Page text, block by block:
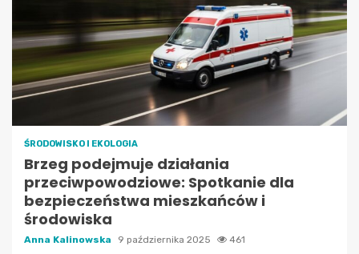
ŚRODOWISKO I EKOLOGIA
Brzeg podejmuje działania
przeciwpowodziowe: Spotkanie dla
bezpieczeństwa mieszkańców i
środowiska
Anna Kalinowska 9 października 2025 461